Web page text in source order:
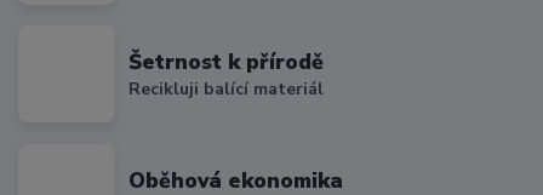
Šetrnost k přírodě
Recikluji balící materiál
Oběhová ekonomika